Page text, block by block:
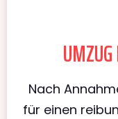
Nach
für einen